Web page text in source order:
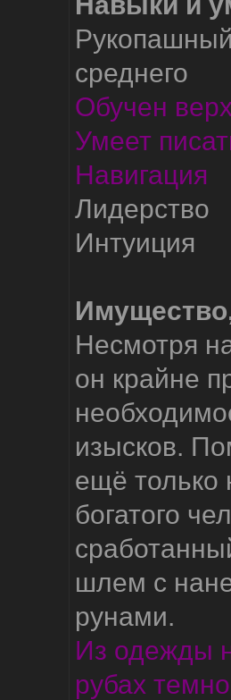
среднего
Обучен
Умеет
Навигация
Лидерство
Интуиция
Несмотря
он крайне
изысков.
ещё только
богатого
шлем с
рунами.
Из одежды
рубах